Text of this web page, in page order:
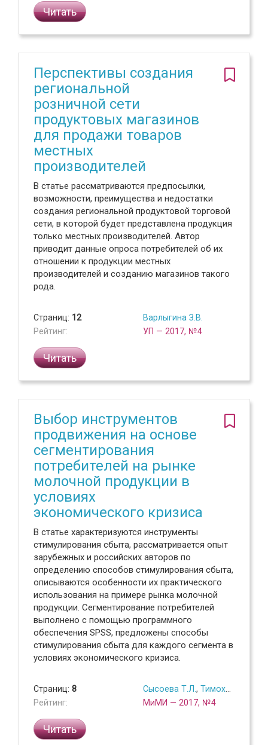
Читать
Перспективы создания
региональной
розничной сети
продуктовых магазинов
для продажи товаров
местных
производителей
В статье рассматриваются предпосылки,
возможности, преимущества и недостатки
создания региональной продуктовой торговой
сети, в которой будет представлена продукция
только местных производителей. Автор
приводит данные опроса потребителей об их
отношении к продукции местных
производителей и созданию магазинов такого
рода.
Страниц: 12
Рейтинг:
Варлыгина З.В.
УП — 2017, №4
Читать
Выбор инструментов
продвижения на основе
сегментирования
потребителей на рынке
молочной продукции в
условиях
экономического кризиса
В статье характеризуются инструменты
стимулирования сбыта, рассматривается опыт
зарубежных и российских авторов по
определению способов стимулирования сбыта,
описываются особенности их практического
использования на примере рынка молочной
продукции. Сегментирование потребителей
выполнено с помощью программного
обеспечения SPSS, предложены способы
стимулирования сбыта для каждого сегмента в
условиях экономического кризиса.
Страниц: 8
Рейтинг:
Сысоева Т.Л. , Тимохина Г.С.
МиМИ — 2017, №4
Читать